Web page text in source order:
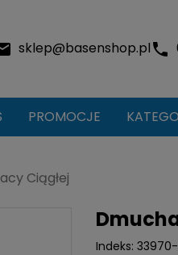
sklep@basenshop.pl
PROMOCJE
Ciągłej
Indeks: